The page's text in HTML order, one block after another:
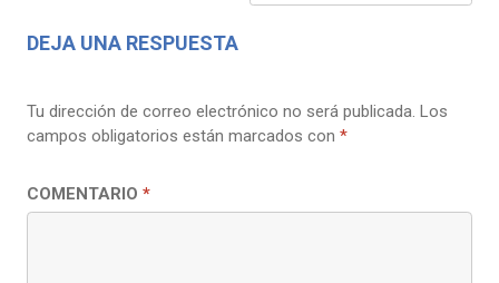
DEJA UNA RESPUESTA
Tu dirección de correo electrónico no será publicada. Los
campos obligatorios están marcados con *
COMENTARIO *